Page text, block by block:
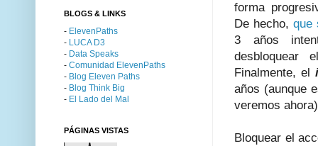
forma
De hecho, que
3 años
desbloquear
Finalmente, el
años (aunque
veremos
Bloquear el
BLOGS & LINKS
- ElevenPaths
- LUCA D3
- Data Speaks
- Comunidad ElevenPaths
- Blog Eleven Paths
- Blog Think Big
- El Lado del Mal
PÁGINAS VISTAS